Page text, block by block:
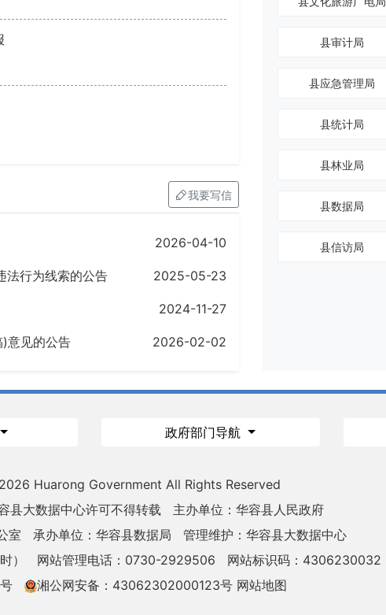
我要写信
2026-04-10
法行为线索的公告 2025-05-23
2024-11-27
意见的公告 2026-02-02
县审计局
县应急管理局
县统计局
县林业局
县数据局
县信访局
政府部门导航
Huarong Government All Rights Reserved
县大数据中心许可不得转载
主办单位：华容县人民政府
室
承办单位：华容县数据局
管理维护：华容县大数据中心
）
网站管理电话：0730-2929506
网站标识码：4306230032
湘公网安备：43062302000123号 网站地图